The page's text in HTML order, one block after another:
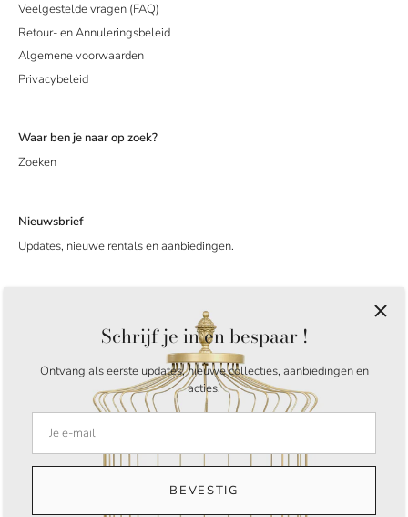
Schrijf je in en bespaar !
Ontvang als eerste updates, nieuwe collecties, aanbiedingen en
acties!
BEVESTIG
Veelgestelde vragen (FAQ)
Retour- en Annuleringsbeleid
Algemene voorwaarden
Privacybeleid
Waar ben je naar op zoek?
Zoeken
Nieuwsbrief
Updates, nieuwe rentals en aanbiedingen.
Taal
Nederlands